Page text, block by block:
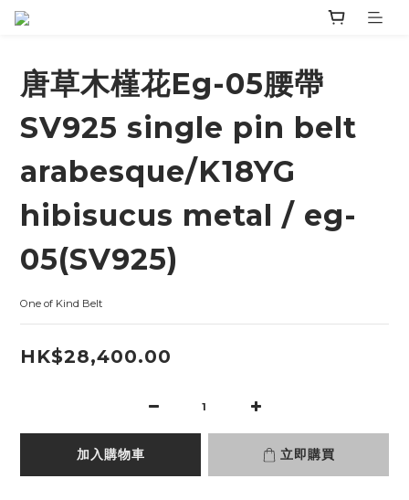
唐草木槿花Eg-05腰帶
SV925 single pin belt
arabesque/K18YG
hibisucus metal / eg-
05(SV925)
One of Kind Belt
HK$28,400.00
加入購物車 立即購買